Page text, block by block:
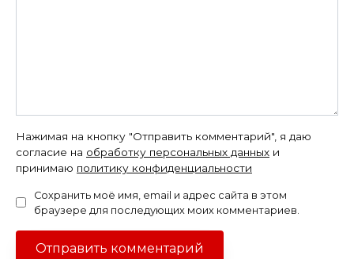
Нажимая на кнопку "Отправить комментарий", я даю
согласие на обработку персональных данных и
принимаю политику конфиденциальности
Сохранить моё имя, email и адрес сайта в этом
браузере для последующих моих комментариев.